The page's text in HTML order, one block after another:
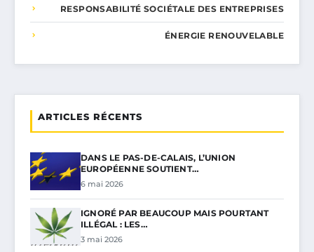
RESPONSABILITÉ SOCIÉTALE DES ENTREPRISES
ÉNERGIE RENOUVELABLE
ARTICLES RÉCENTS
DANS LE PAS-DE-CALAIS, L’UNION
EUROPÉENNE SOUTIENT…
6 mai 2026
IGNORÉ PAR BEAUCOUP MAIS POURTANT
ILLÉGAL : LES…
3 mai 2026